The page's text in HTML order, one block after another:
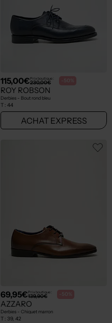
115,00€Prix boutique :
230,00€ -50%
ROY ROBSON
Derbies - Bout rond bleu
T : 44
ACHAT EXPRESS
69,95€Prix boutique :
139,90€ -50%
AZZARO
Derbies - Chiquet marron
T : 39, 42